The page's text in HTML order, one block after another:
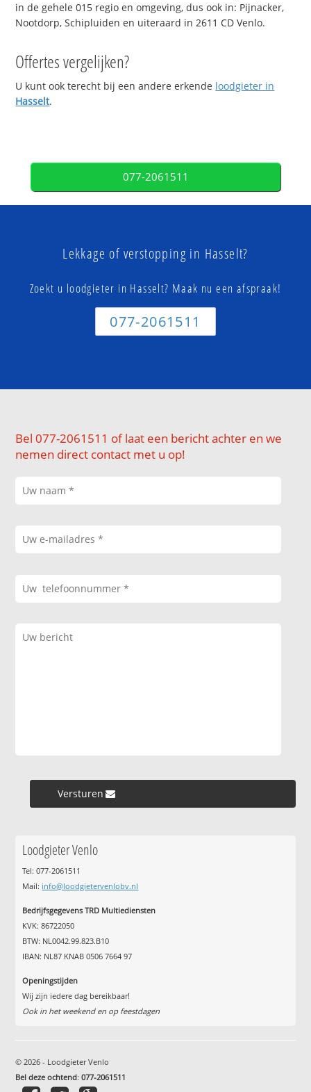
in de gehele 015 regio en omgeving, dus ook in: Pijnacker,
Nootdorp, Schipluiden en uiteraard in 2611 CD Venlo.
Offertes vergelijken?
U kunt ook terecht bij een andere erkende loodgieter in
Hasselt.
077-2061511
Lekkage of verstopping in Hasselt?
Zoekt u loodgieter in Hasselt? Maak nu een afspraak!
077-2061511
Bel 077-2061511 of laat een bericht achter en we
nemen direct contact met u op!
Versturen »
Loodgieter Venlo
Tel: 077-2061511
Mail: info@loodgietervenlobv.nl
Bedrijfsgegevens TRD Multiediensten
KVK: 86722050
BTW: NL0042.99.823.B10
IBAN: NL87 KNAB 0506 7664 97
Openingstijden
Wij zijn iedere dag bereikbaar!
Ook in het weekend en op feestdagen
© 2026 - Loodgieter Venlo
Bel deze ochtend:077-2061511